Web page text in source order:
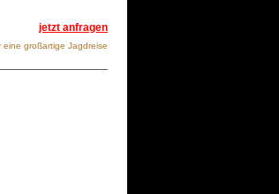
jetzt anfragen
eine großartige Jagdreise